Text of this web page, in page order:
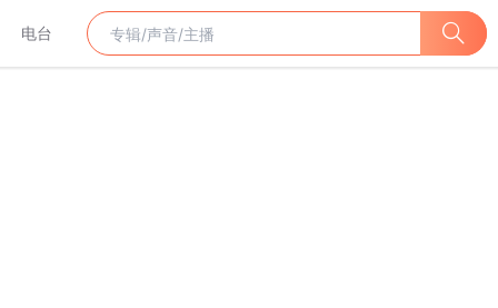
电台